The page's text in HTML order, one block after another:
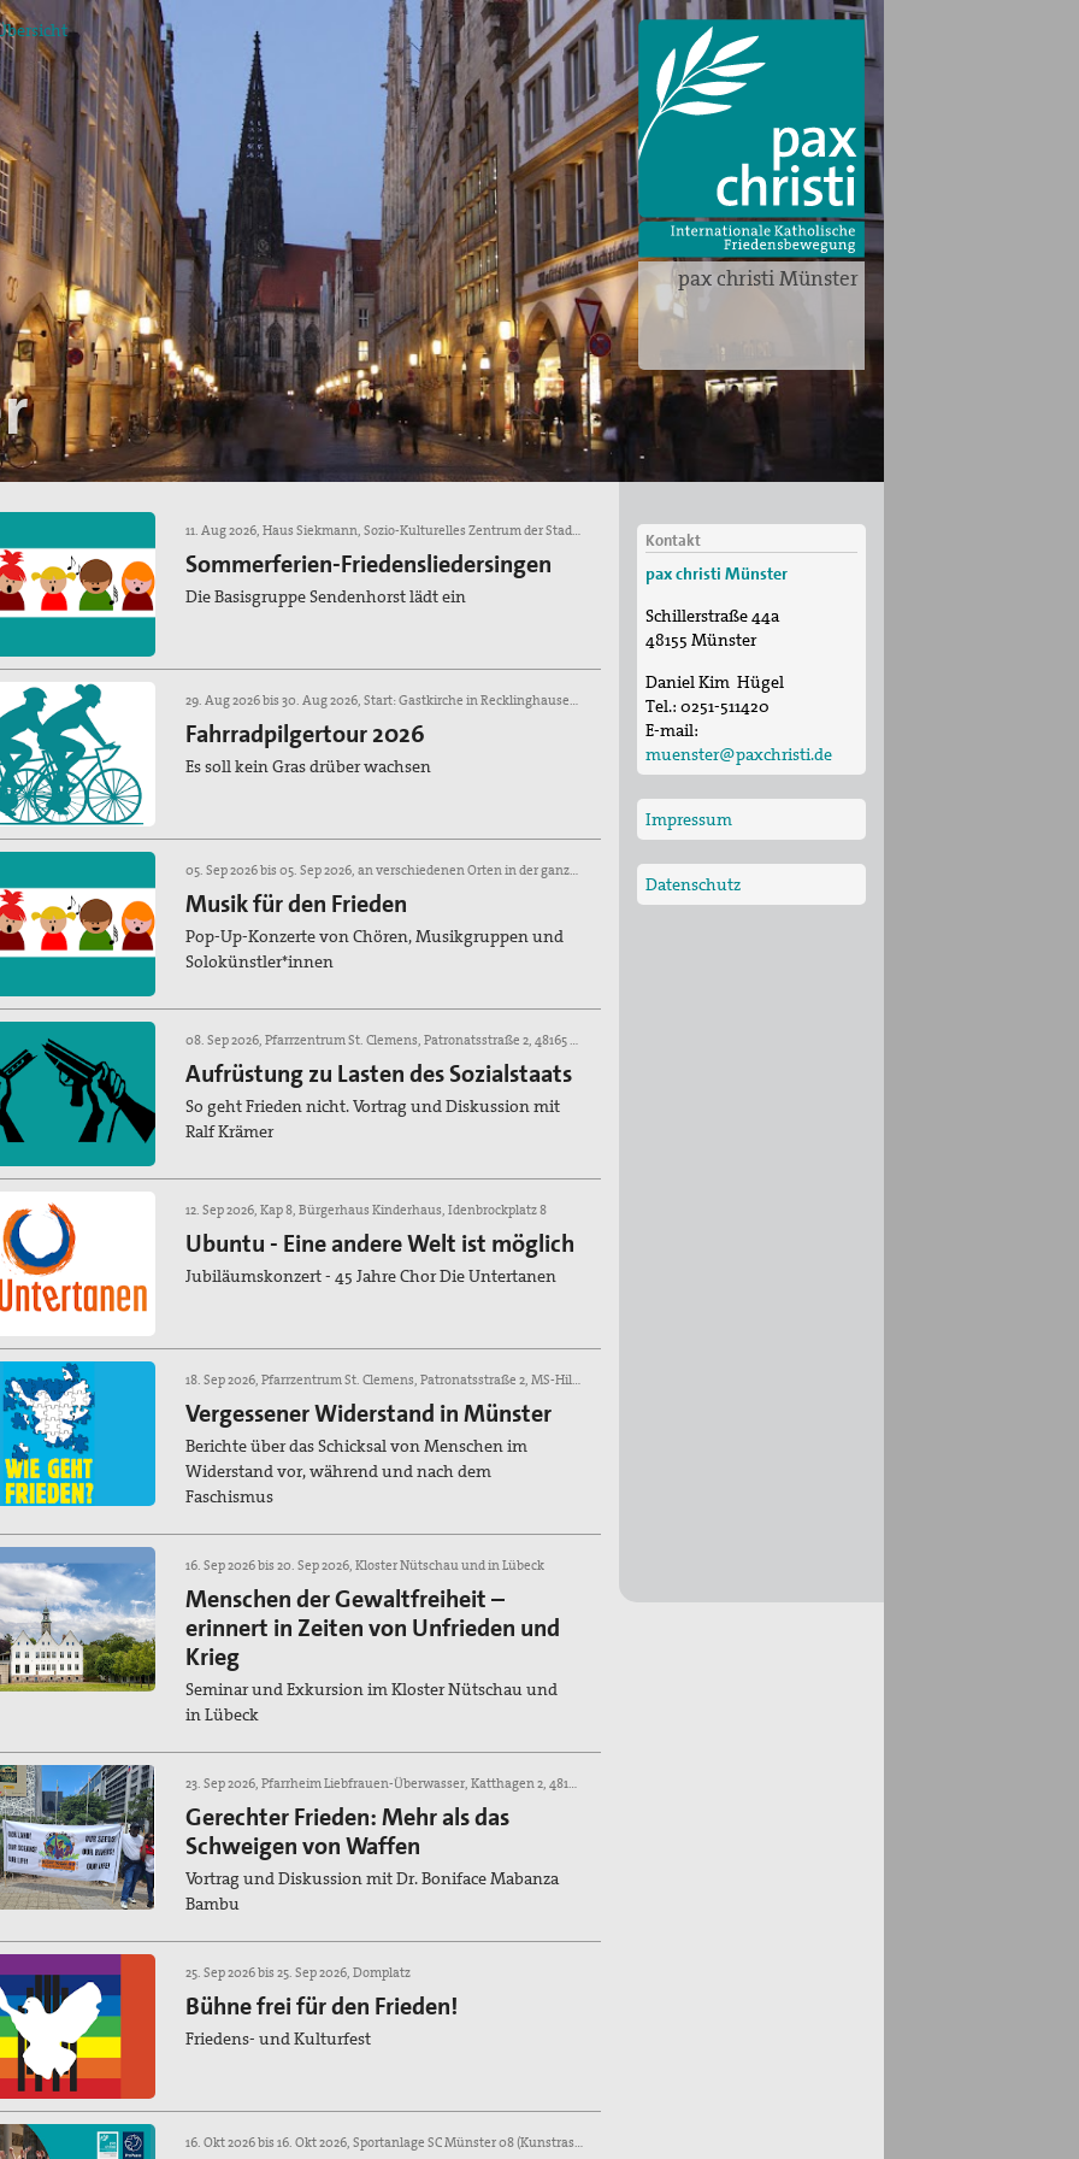
pax christi Münster
in der
und arbeitet in
Konzils.
des weltweiten
des II. Weltkrieges,
die Hand
11. Aug 2026, Haus Siekmann, Sozio-Kulturelles Zentrum der Stadt Sendenhorst, Weststr. 18.
Sommerferien-Friedensliedersingen
Die Basisgruppe Sendenhorst lädt ein
29. Aug 2026 bis 30. Aug 2026, Start: Gastkirche in Recklinghausen, Heilige Geist-Straße 7
Fahrradpilgertour 2026
Es soll kein Gras drüber wachsen
05. Sep 2026 bis 05. Sep 2026, an verschiedenen Orten in der ganzen Stadt in Münster
Musik für den Frieden
Pop-Up-Konzerte von Chören, Musikgruppen und
Solokünstler*innen
08. Sep 2026, Pfarrzentrum St. Clemens, Patronatsstraße 2, 48165 Münster
Aufrüstung zu Lasten des Sozialstaats
So geht Frieden nicht. Vortrag und Diskussion mit
Ralf Krämer
12. Sep 2026, Kap 8, Bürgerhaus Kinderhaus, Idenbrockplatz 8
Ubuntu - Eine andere Welt ist möglich
Jubiläumskonzert - 45 Jahre Chor Die Untertanen
18. Sep 2026, Pfarrzentrum St. Clemens, Patronatsstraße 2, MS-Hiltrup
Vergessener Widerstand in Münster
Berichte über das Schicksal von Menschen im
Widerstand vor, während und nach dem
Faschismus
16. Sep 2026 bis 20. Sep 2026, Kloster Nütschau und in Lübeck
Menschen der Gewaltfreiheit –
erinnert in Zeiten von Unfrieden und
Krieg
Seminar und Exkursion im Kloster Nütschau und
in Lübeck
23. Sep 2026, Pfarrheim Liebfrauen-Überwasser, Katthagen 2, 48143 Münster
Gerechter Frieden: Mehr als das
Schweigen von Waffen
Vortrag und Diskussion mit Dr. Boniface Mabanza
Bambu
25. Sep 2026 bis 25. Sep 2026, Domplatz
Bühne frei für den Frieden!
Friedens- und Kulturfest
16. Okt 2026 bis 16. Okt 2026, Sportanlage SC Münster 08 (Kunstrasenplatz), Mauritz-Lindenweg, Münster
Kontakt
pax christi Münster
Schillerstraße 44a
48155 Münster
Daniel Kim Hügel
Tel.: 0251-511420
E-mail:
muenster@paxchristi.de
Impressum
Datenschutz